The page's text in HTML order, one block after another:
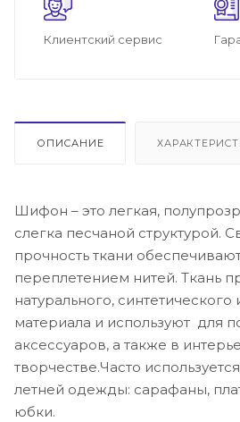
Клиентский сервис
ОПИСАНИЕ
Шифон – это легкая,
слегка песчаной структурой.
прочность ткани
переплетением нитей. Ткань
натурального,
материала и используют для
аксессуаров, а также в
творчестве.Часто
летней одежды: сарафаны,
юбки.